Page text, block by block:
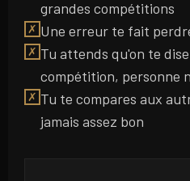
grandes compétitions
✗ Une erreur te fait
✗ Tu attends qu'on te
compétition, personne
✗ Tu te compares aux
jamais assez bon